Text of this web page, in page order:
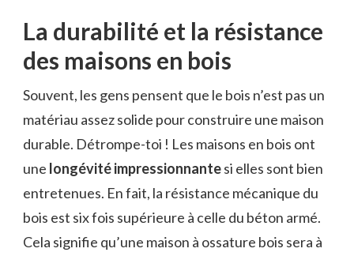
La durabilité et la résistance
des maisons en bois
Souvent, les gens pensent que le bois n’est pas un
matériau assez solide pour construire une maison
durable. Détrompe-toi ! Les maisons en bois ont
une longévité impressionnantesi elles sont bien
entretenues. En fait, la résistance mécanique du
bois est six fois supérieure à celle du béton armé.
Cela signifie qu’une maison à ossature bois sera à